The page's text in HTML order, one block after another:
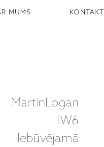
MUMS KONTAKTI
MartinLogan
IW6
Iebūvējamā